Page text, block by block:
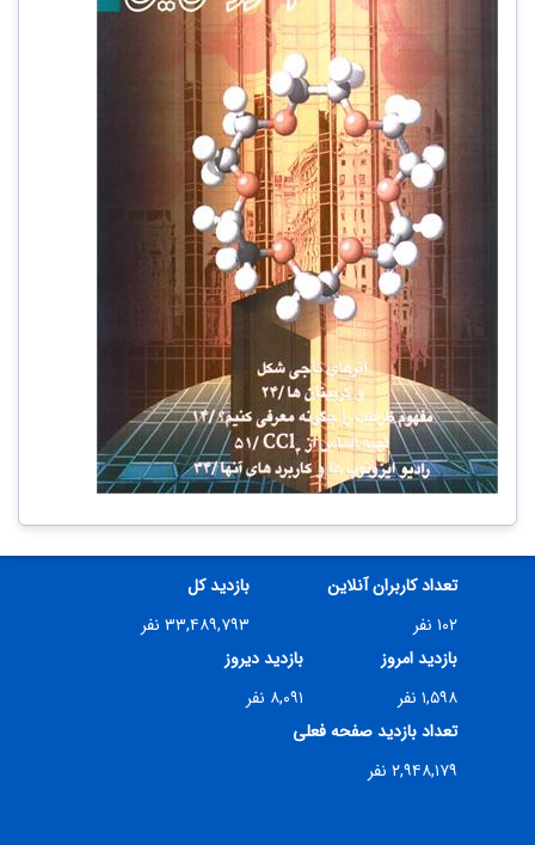
تعداد کاربران آنلاین
۱۰۲ نفر
بازدید کل
۳۳,۴۸۹,۷۹۳ نفر
بازدید امروز
۱,۵۹۸ نفر
بازدید دیروز
۸,۰۹۱ نفر
تعداد بازدید صفحه فعلی
۲,۹۴۸,۱۷۹ نفر